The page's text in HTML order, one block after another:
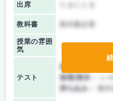
出席
教科書 教科書必要
授業の雰囲
気
テスト
前期/中間：
後期/期末：
持ち込み：
教